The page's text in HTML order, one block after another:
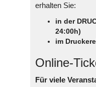
erhalten Sie:
in der
24:00h)
im
Online-
Für viele